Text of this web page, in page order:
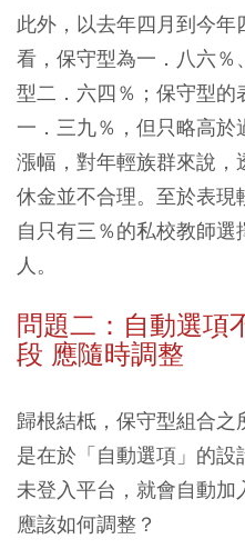
此外，以去年四月到今
看，保守型為一．八六
型二．六四％；保守型
一．三九％，但只略高
漲幅，對年輕族群來說，
休金並不合理。至於表
自只有三％的私校教師
人。
問題二：自動選
段 應隨時調整
歸根結柢，保守型組合
是在於「自動選項」的設
未登入平台，就會自動
應該如何調整？